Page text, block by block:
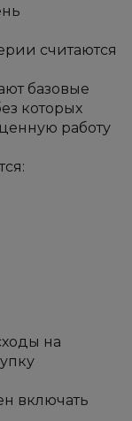
считаются
базовые
которых
работу
на
включать